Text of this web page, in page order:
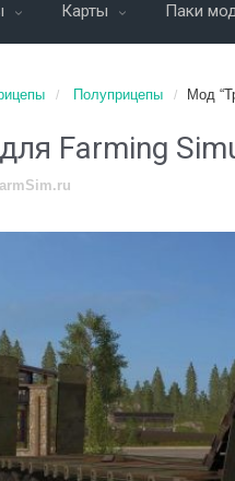
Карты Паки
Полуприцепы Мод
Farming